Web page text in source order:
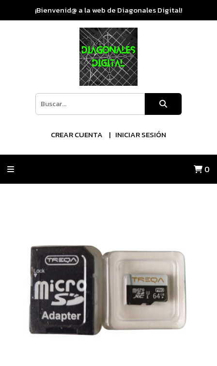
¡Bienvenid@ a la web de Diagonales Digital!
CREAR CUENTA INICIAR SESIÓN
0